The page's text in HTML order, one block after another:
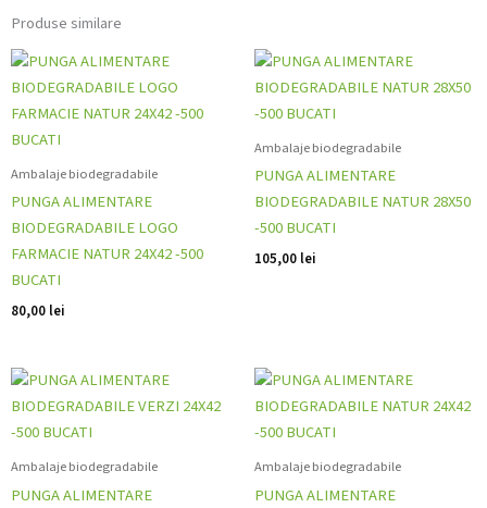
Produse similare
Ambalaje biodegradabile
PUNGA ALIMENTARE
BIODEGRADABILE LOGO
FARMACIE NATUR 24X42 -500
BUCATI
80,00 lei
Ambalaje biodegradabile
PUNGA ALIMENTARE
BIODEGRADABILE NATUR 28X50
-500 BUCATI
105,00 lei
Ambalaje biodegradabile
PUNGA ALIMENTARE
Ambalaje biodegradabile
PUNGA ALIMENTARE